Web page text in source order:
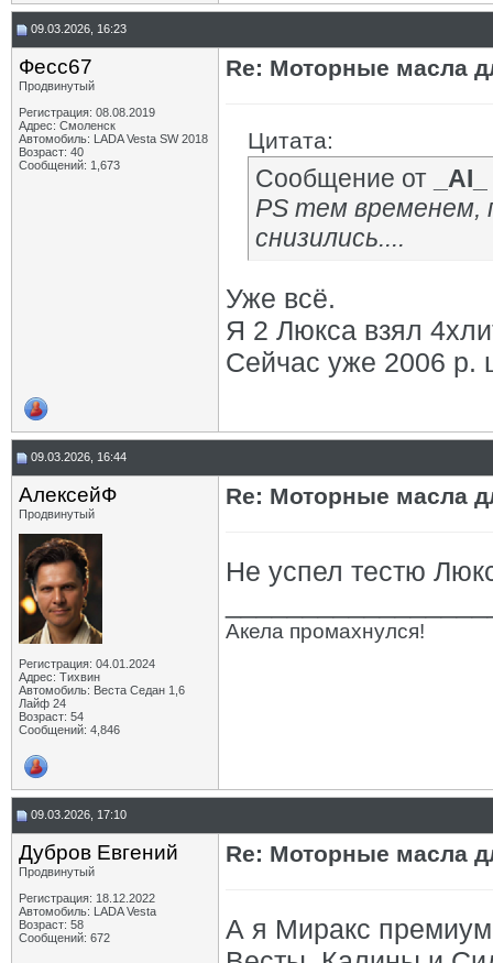
09.03.2026, 16:23
Фесс67
Продвинутый
Регистрация: 08.08.2019
Адрес: Смоленск
Автомобиль: LADA Vesta SW 2018
Возраст: 40
Сообщений: 1,673
Re: Моторные масла
Цитата:
Сообщение от
_AI_
PS тем временем,
снизились....
Уже всё.
Я 2 Люкса взял
Сейчас уже 2006 р.
09.03.2026, 16:44
АлексейФ
Продвинутый
Регистрация: 04.01.2024
Адрес: Тихвин
Автомобиль: Веста Седан 1,6
Лайф 24
Возраст: 54
Сообщений: 4,846
Re: Моторные масла
Не успел тестю
Акела промахнулся!
09.03.2026, 17:10
Дубров Евгений
Продвинутый
Регистрация: 18.12.2022
Автомобиль: LADA Vesta
Возраст: 58
Сообщений: 672
Re: Моторные масла
А я Миракс